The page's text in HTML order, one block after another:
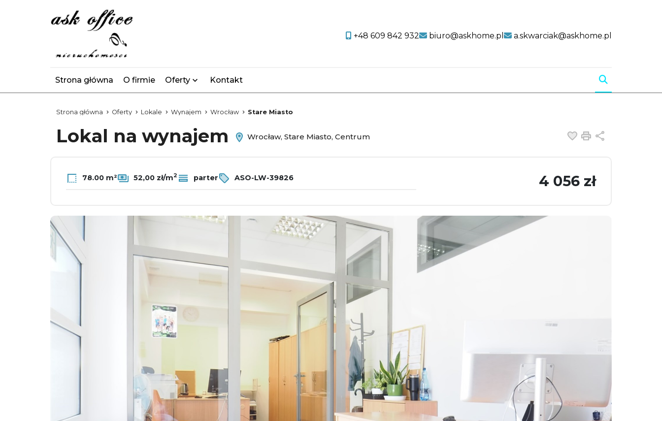
+48 609 842 932 biuro@askhome.pl a.skwarciak@askhome.pl
Strona główna O firmie Oferty Kontakt
Strona główna Oferty Lokale Wynajem Wrocław Stare Miasto
Lokal na wynajem Wrocław, Stare Miasto, Centrum Dodaj do
Drukuj
78.00 m² 52,00 zł/m2 parter ASO-LW-39826 4 056 zł